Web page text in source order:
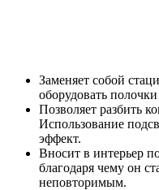
Заменяет собой
оборудовать
Позволяет разбить
Использование
эффект.
Вносит в интерьер
благодаря чему он
неповторимым.